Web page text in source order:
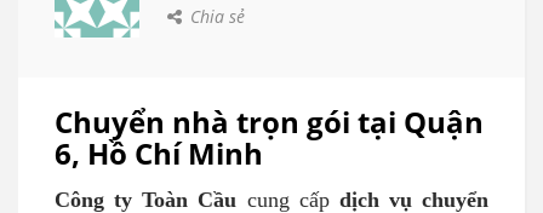
Chia sẻ
Chuyển nhà trọn gói tại Quận
6, Hồ Chí Minh
Công ty Toàn Cầu cung cấp dịch vụ chuyển